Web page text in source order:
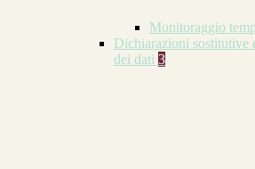
Monitoraggio
Dichiarazioni sostitutive
dei dati 3